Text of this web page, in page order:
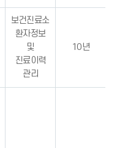
보건진료소
환자정보
및
진료이력
관리
10년